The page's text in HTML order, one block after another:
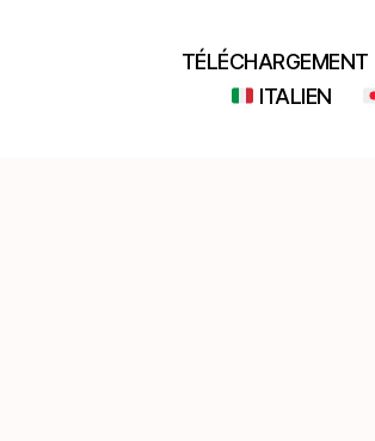
TÉLÉCHARGEMENT
ITALIEN